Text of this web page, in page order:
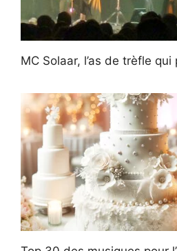
MC Solaar, l’as de trèfle